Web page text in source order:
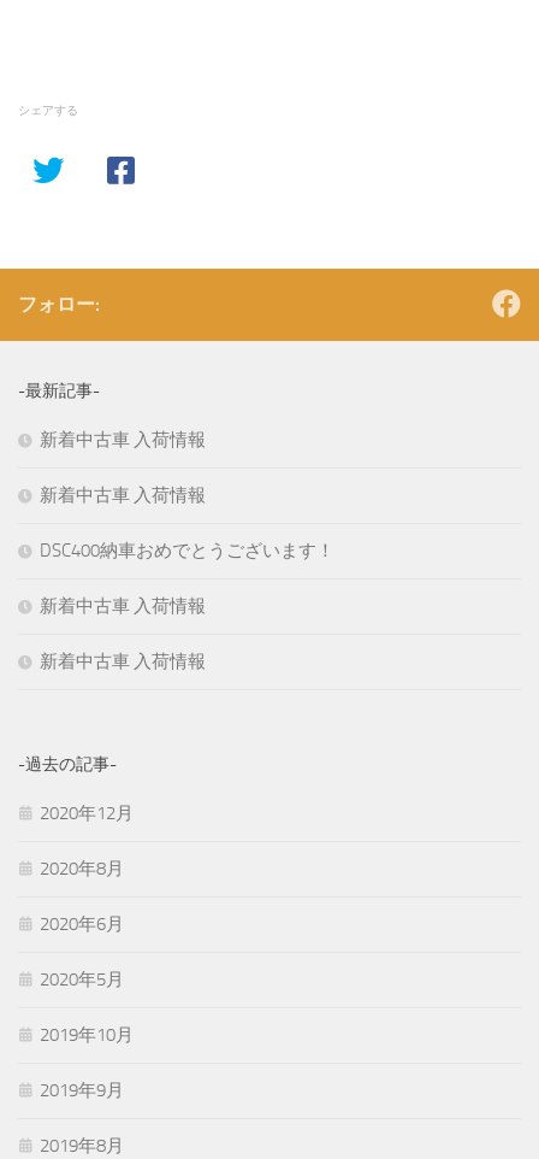
シェアする
フォロー:
-最新記事-
新着中古車 入荷情報
新着中古車 入荷情報
DSC400納車おめでとうございます！
新着中古車 入荷情報
新着中古車 入荷情報
-過去の記事-
2020年12月
2020年8月
2020年6月
2020年5月
2019年10月
2019年9月
2019年8月